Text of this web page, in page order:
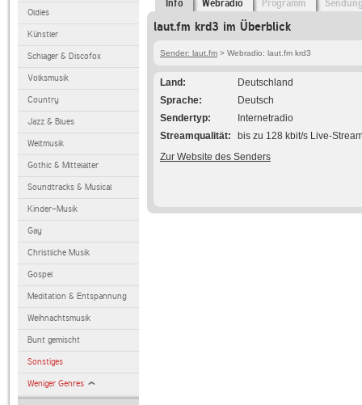
Oldies
Künstler
Schlager & Discofox
Volksmusik
Country
Jazz & Blues
Weltmusik
Gothic & Mittelalter
Soundtracks & Musical
Kinder-Musik
Gay
Christliche Musik
Gospel
Meditation & Entspannung
Weihnachtsmusik
Bunt gemischt
Sonstiges
Weniger Genres
Info Webradio Programm
laut.fm krd3 im Überblick
Sender: laut.fm > Webradio: laut.fm krd3
Land
Deutschland
Sprache
Deutsch
Sendertyp
Internetradio
Streamqualität
bis zu 128 kbit/s Live-
Zur Website des Senders